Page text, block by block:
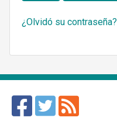
¿Olvidó su contraseña?